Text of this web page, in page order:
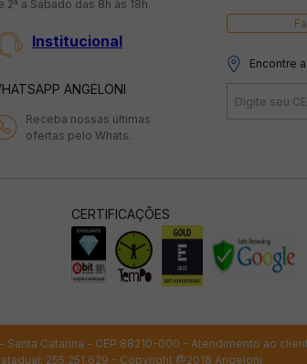
2ª a Sábado das 8h às 18h.
Institucional
ANGELONI
Receba nossas últimas
ofertas pelo Whats.
Encontre
CERTIFICAÇÕES
Santa Catarina - CEP 88210-000 - Atendimento ao
255.251.629 - Copyright @2018 Angeloni